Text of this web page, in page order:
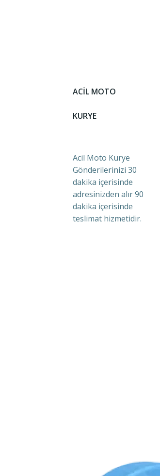
ACİL MOTO
KURYE
Acil Moto Kurye
Gönderilerinizi 30
dakika içerisinde
adresinizden alır 90
dakika içerisinde
teslimat hizmetidir.